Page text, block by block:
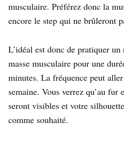
musculaire. Préférez donc la
encore le step qui ne brûleront
L’idéal est donc de pratiquer
masse musculaire pour une
minutes. La fréquence peut
semaine. Vous verrez qu’au fur
seront visibles et votre
comme souhaité.